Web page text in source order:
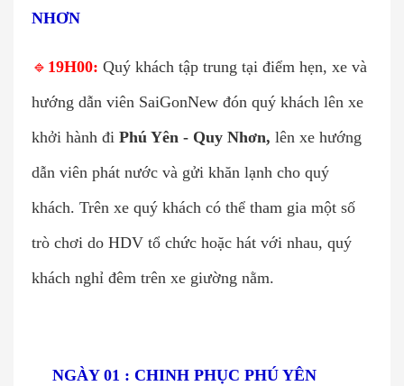
NHƠN
🔹 19H00: Quý khách tập trung tại điểm hẹn, xe và
hướng dẫn viên SaiGonNew đón quý khách lên xe
khởi hành đi Phú Yên - Quy Nhơn, lên xe hướng
dẫn viên phát nước và gửi khăn lạnh cho quý
khách. Trên xe quý khách có thể tham gia một số
trò chơi do HDV tổ chức hoặc hát với nhau, quý
khách nghỉ đêm trên xe giường nằm.
NGÀY 01 : CHINH PHỤC PHÚ YÊN